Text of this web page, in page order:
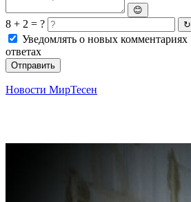
😊
8 + 2 = ? ↻
Уведомлять о новых комментариях
ответах
Отправить
Новости МирТесен